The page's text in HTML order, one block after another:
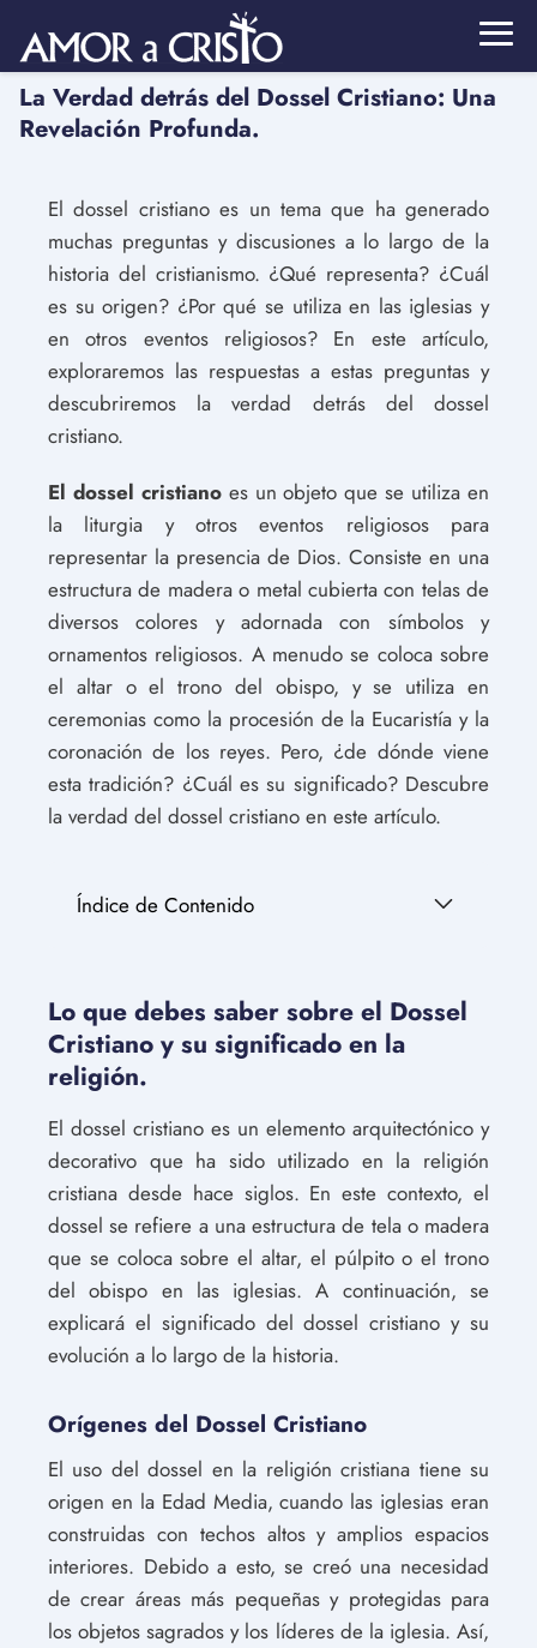
La Verdad detrás del Dossel Cristiano: Una
Revelación Profunda.
El dossel cristiano es un tema que ha generado
muchas preguntas y discusiones a lo largo de la
historia del cristianismo. ¿Qué representa? ¿Cuál
es su origen? ¿Por qué se utiliza en las iglesias y
en otros eventos religiosos? En este artículo,
exploraremos las respuestas a estas preguntas y
descubriremos la verdad detrás del dossel
cristiano.
El dossel cristianoes un objeto que se utiliza en
la liturgia y otros eventos religiosos para
representar la presencia de Dios. Consiste en una
estructura de madera o metal cubierta con telas de
diversos colores y adornada con símbolos y
ornamentos religiosos. A menudo se coloca sobre
el altar o el trono del obispo, y se utiliza en
ceremonias como la procesión de la Eucaristía y la
coronación de los reyes. Pero, ¿de dónde viene
esta tradición? ¿Cuál es su significado? Descubre
la verdad del dossel cristiano en este artículo.
Índice de Contenido
Lo que debes saber sobre el Dossel
Cristiano y su significado en la
religión.
El dossel cristiano es un elemento arquitectónico y
decorativo que ha sido utilizado en la religión
cristiana desde hace siglos. En este contexto, el
dossel se refiere a una estructura de tela o madera
que se coloca sobre el altar, el púlpito o el trono
del obispo en las iglesias. A continuación, se
explicará el significado del dossel cristiano y su
evolución a lo largo de la historia.
Orígenes del Dossel Cristiano
El uso del dossel en la religión cristiana tiene su
origen en la Edad Media, cuando las iglesias eran
construidas con techos altos y amplios espacios
interiores. Debido a esto, se creó una necesidad
de crear áreas más pequeñas y protegidas para
los objetos sagrados y los líderes de la iglesia. Así,